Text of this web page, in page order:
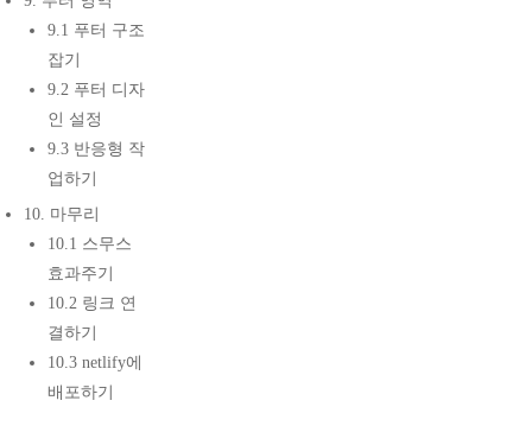
9.1 푸터 구조
잡기
9.2 푸터 디자
인 설정
9.3 반응형 작
업하기
10. 마무리
10.1 스무스
효과주기
10.2 링크 연
결하기
10.3 netlify에
배포하기